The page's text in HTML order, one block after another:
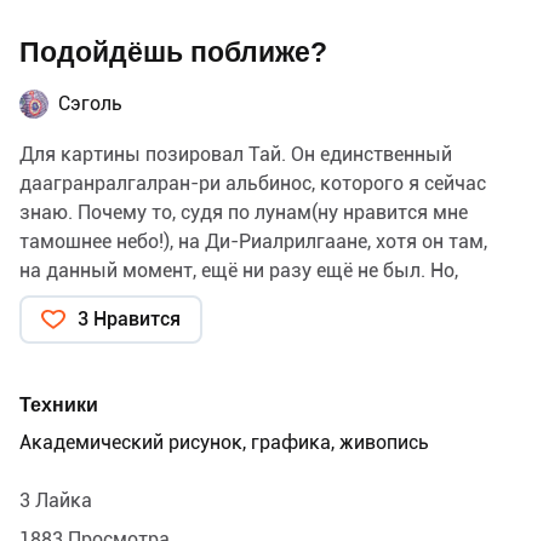
Подойдёшь поближе?
Сэголь
Для картины позировал Тай. Он единственный
даагранралгалран-ри альбинос, которого я сейчас
знаю. Почему то, судя по лунам(ну нравится мне
тамошнее небо!), на Ди-Риалрилгаане, хотя он там,
на данный момент, ещё ни разу ещё не был. Но,
надеюсь, у него ещё будет шанс пожить на своей
исторической родине.
принять такую позу дома — чревато травмами
позвоночника и т. д.(автор так встать в приступе
тело у неё человеческое, кем себя в душе не считай,
и потянула спину). Однако одной коллеге,
3 Нравится
Техники
Академический рисунок, графика, живопись
3 Лайка